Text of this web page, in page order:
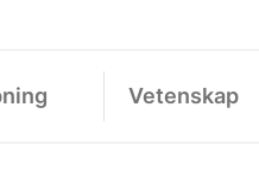
Vetenskap